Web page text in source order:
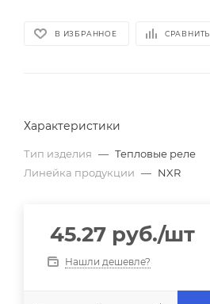
В ИЗБРАННОЕ СРАВНИТЬ
Характеристики
Тип изделия — Тепловые реле
Линейка продукции — NXR
45.27 руб./шт
Нашли дешевле?